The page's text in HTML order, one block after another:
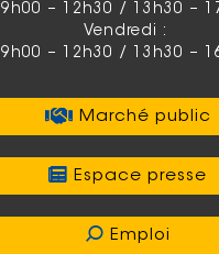
9h00 – 12h30 / 13h30 –
Vendredi :
9h00 – 12h30 / 13h30 –
Marché public
Espace presse
Emploi